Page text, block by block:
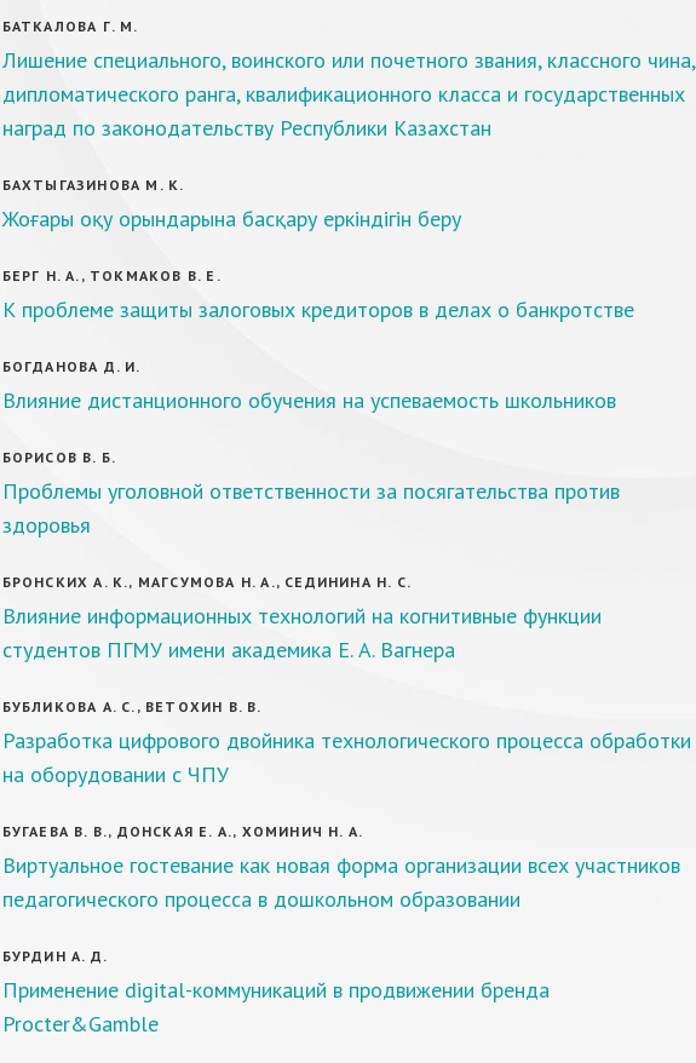
БАТКАЛОВА Г. М.
Лишение специального, воинского или почетного звания, классного чина,
дипломатического ранга, квалификационного класса и государственных
наград по законодательству Республики Казахстан
БАХТЫГАЗИНОВА М. К.
Жоғары оқу орындарына басқару еркіндігін беру
БЕРГ Н. А., ТОКМАКОВ В. Е.
К проблеме защиты залоговых кредиторов в делах о банкротстве
БОГДАНОВА Д. И.
Влияние дистанционного обучения на успеваемость школьников
БОРИСОВ В. Б.
Проблемы уголовной ответственности за посягательства против
здоровья
БРОНСКИХ А. К., МАГСУМОВА Н. А., СЕДИНИНА Н. С.
Влияние информационных технологий на когнитивные функции
студентов ПГМУ имени академика Е. А. Вагнера
БУБЛИКОВА А. С., ВЕТОХИН В. В.
Разработка цифрового двойника технологического процесса обработки
на оборудовании с ЧПУ
БУГАЕВА В. В., ДОНСКАЯ Е. А., ХОМИНИЧ Н. А.
Виртуальное гостевание как новая форма организации всех участников
педагогического процесса в дошкольном образовании
БУРДИН А. Д.
Применение digital-коммуникаций в продвижении бренда
Procter&Gamble